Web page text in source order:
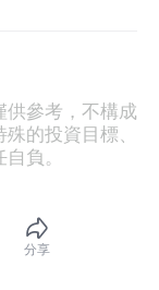
供參考，不構成
的投資目標、
負。
分享